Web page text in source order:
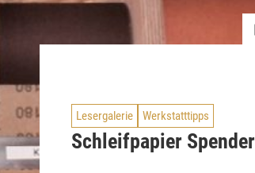
Lesergalerie Werkstatttipps
Schleifpapier Spender